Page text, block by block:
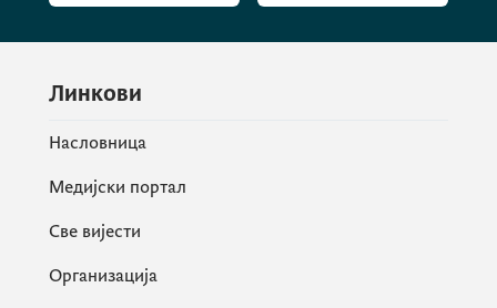
Линкови
Насловница
Медијски портал
Све вијести
Организација